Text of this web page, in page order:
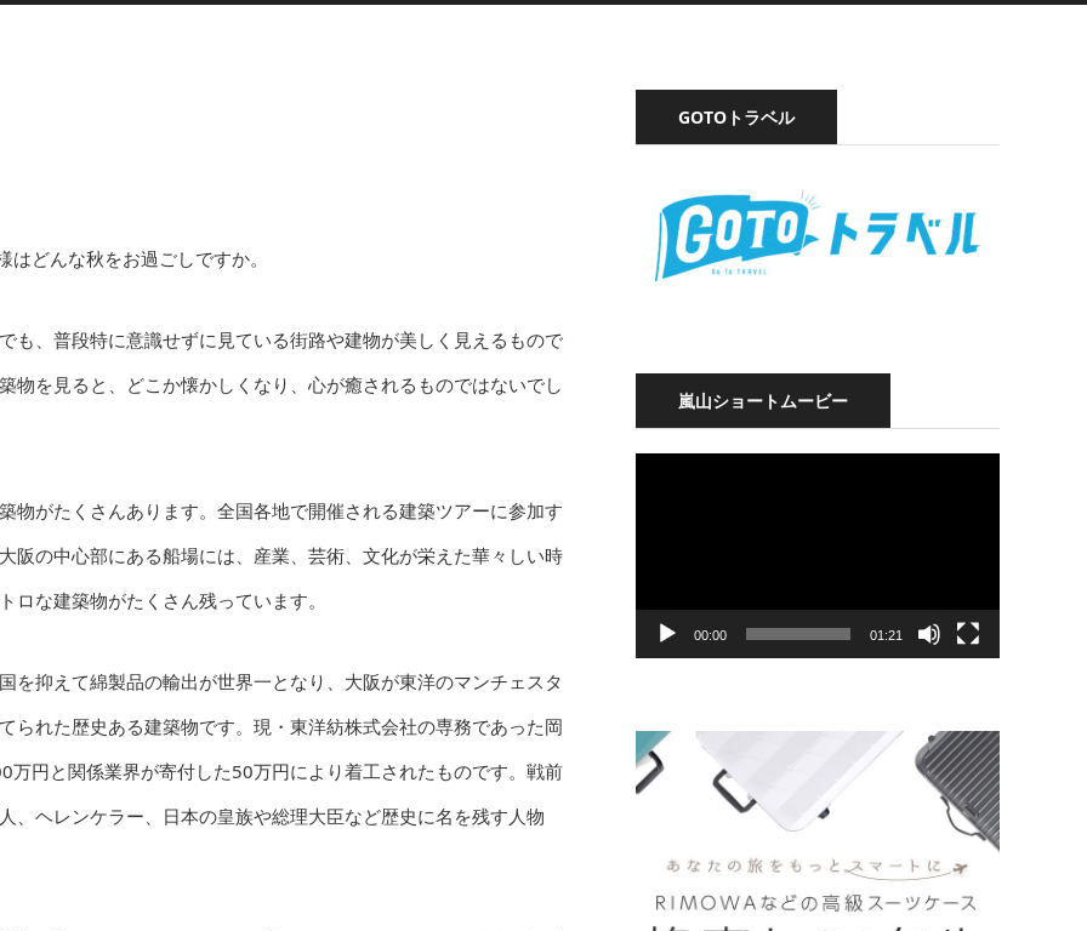
どんな秋をお過ごしですか。
も、普段特に意識せずに見ている街路や建物が美しく見えるもので
物を見ると、どこか懐かしくなり、心が癒されるものではないでし
物がたくさんあります。全国各地で開催される建築ツアーに参加す
阪の中心部にある船場には、産業、芸術、文化が栄えた華々しい時
な建築物がたくさん残っています。
を抑えて綿製品の輸出が世界一となり、大阪が東洋のマンチェスタ
れた歴史ある建築物です。現・東洋紡株式会社の専務であった岡
円と関係業界が寄付した50万円により着工されたものです。戦前
、ヘレンケラー、日本の皇族や総理大臣など歴史に名を残す人物
GOTOトラベル
嵐山ショートムービー
動
00:00 01:21